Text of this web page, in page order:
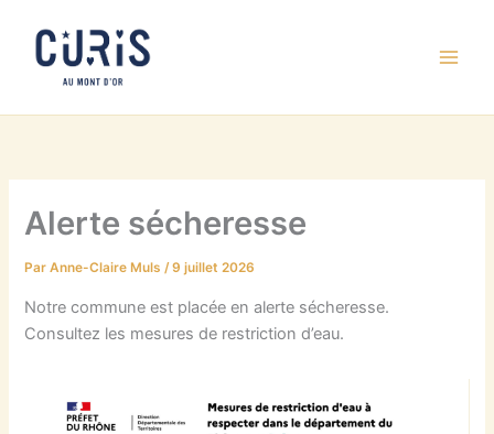
contenu
Alerte sécheresse
ParAnne-Claire Muls/9 juillet 2026
Notre commune est placée en alerte sécheresse.
Consultez les mesures de restriction d’eau.